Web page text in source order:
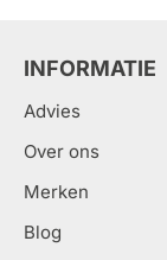
INFORMATIE
Advies
Over ons
Merken
Blog